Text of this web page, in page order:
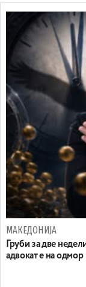
МАКЕДОНИЈА
Груби за две
адвокат е на одмор